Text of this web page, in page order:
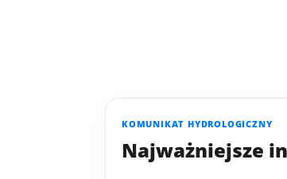
KOMUNIKAT HYDROLOGICZNY
Najważniejsze